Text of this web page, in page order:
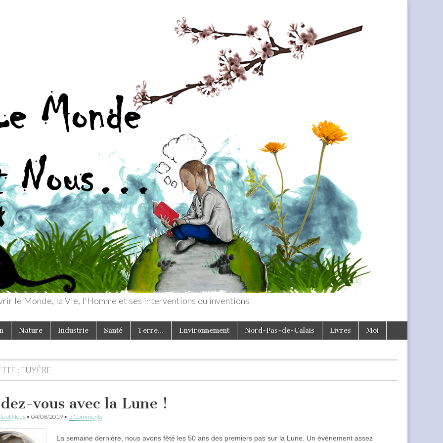
le Monde, la Vie, l'Homme et ses interventions ou inventions
Nature Industrie Santé Terre… Environnement Nord-Pas-de-Calais Livres Moi
:TUYÈRE
vous avec la Lune !
et Nous • 04/08/2019 • 5 Comments
La semaine dernière, nous avons fêté les 50 ans des premiers pas sur la Lune. Un événement assez